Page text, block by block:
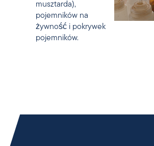
musztarda),
pojemników na
żywność i pokrywek
pojemników.